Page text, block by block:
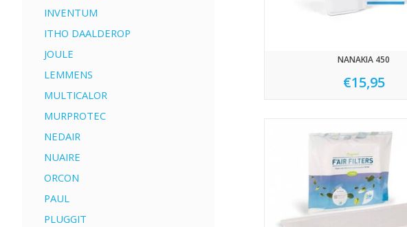
INVENTUM
ITHO DAALDEROP
JOULE
LEMMENS
MULTICALOR
MURPROTEC
NEDAIR
NUAIRE
ORCON
PAUL
PLUGGIT
NANAKIA 450
€15,95